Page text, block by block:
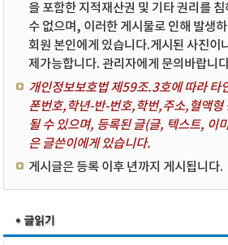
을 포함한 지적재산권 및 기타 권리를
수 없으며, 이러한 게시물로 인해 발생
회원 본인에게 있습니다.게시된 사진이
제가능합니다. 관리자에게 문의바랍니
개인정보보호법 제59조.3호에 따라 타
폰번호,학년-반-번호,학번,주소,혈액형
될 수 있으며, 등록된 글(글, 텍스트, 이
은 글쓴이에게 있습니다.
게시글은 등록 이후 년까지 게시됩니다.